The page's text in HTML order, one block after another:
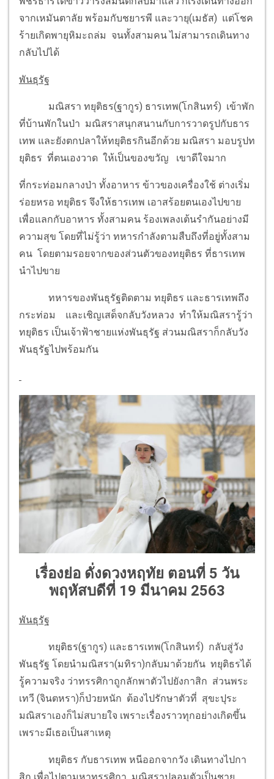
จากเหมันตาลัย พร้อมกับชยารพี และวายุ(เมธัส) แต่โชค
ร้ายเกิดพายุหิมะถล่ม จนทั้งสามคน ไม่สามารถเดินทาง
กลับไปได้
พันธุรัฐ
มณิสรา ทยุติธร(ฐากูร) ธารเทพ(โกสินทร์) เข้าพัก
ที่บ้านพักในป่า มณิสราสนุกสนานกับการวาดรูปกับธาร
เทพ และยังตกปลาให้ทยุติธรกินอีกด้วย มณิสรา มอบรูปท
ยุติธร ที่ตนเองวาด ให้เป็นของขวัญ เขาดีใจมาก
ที่กระท่อมกลางป่า ทั้งอาหาร ข้าวของเครื่องใช้ ต่างเริ่ม
ร่อยหรอ ทยุติธร จึงให้ธารเทพ เอาสร้อยตนเองไปขาย
เพื่อแลกกับอาหาร ทั้งสามคน ร้องเพลงเต้นรำกันอย่างมี
ความสุข โดยที่ไม่รู้ว่า ทหารกำลังตามสืบถึงที่อยู่ทั้งสาม
คน โดยตามรอยจากของส่วนตัวของทยุติธร ที่ธารเทพ
นำไปขาย
ทหารของพันธุรัฐติดตาม ทยุติธร และธารเทพถึง
กระท่อม และเชิญเสด็จกลับวังหลวง ทำให้มณิสรารู้ว่า
ทยุติธร เป็นเจ้าฟ้าชายแห่งพันธุรัฐ ส่วนมณิสราก็กลับวัง
พันธุรัฐไปพร้อมกัน
เรื่องย่อ ดั่งดวงหฤทัย ตอนที่ 5 วัน
พฤหัสบดีที่ 19 มีนาคม 2563
พันธุรัฐ
ทยุติธร(ฐากูร) และธารเทพ(โกสินทร์) กลับสู่วัง
พันธุรัฐ โดยนำมณิสรา(มทิรา)กลับมาด้วยกัน ทยุติธรได้
รู้ความจริง ว่าทรรศิกาถูกลักพาตัวไปยังกาสิก ส่วนพระ
เทวี (จินตหรา)ก็ป่วยหนัก ต้องไปรักษาตัวที่ สุขะปุระ
มณิสราเองก็ไม่สบายใจ เพราะเรื่องราวทุกอย่างเกิดขึ้น
เพราะมีเธอเป็นสาเหตุ
ทยุติธร กับธารเทพ หนีออกจากวัง เดินทางไปกา